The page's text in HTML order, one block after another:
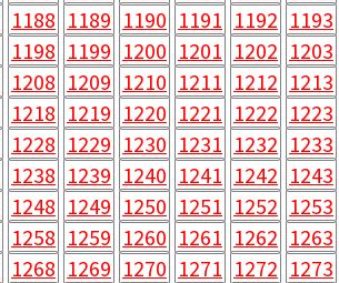
1188 1189 1190 1191 1192 1193
1198 1199 1200 1201 1202 1203
1208 1209 1210 1211 1212 1213
1218 1219 1220 1221 1222 1223
1228 1229 1230 1231 1232 1233
1238 1239 1240 1241 1242 1243
1248 1249 1250 1251 1252 1253
1258 1259 1260 1261 1262 1263
1268 1269 1270 1271 1272 1273